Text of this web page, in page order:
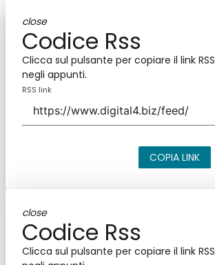
close
Codice Rss
Clicca sul pulsante per copiare il link RSS
negli appunti.
RSS link
COPIA LINK
close
Codice Rss
Clicca sul pulsante per copiare il link RSS